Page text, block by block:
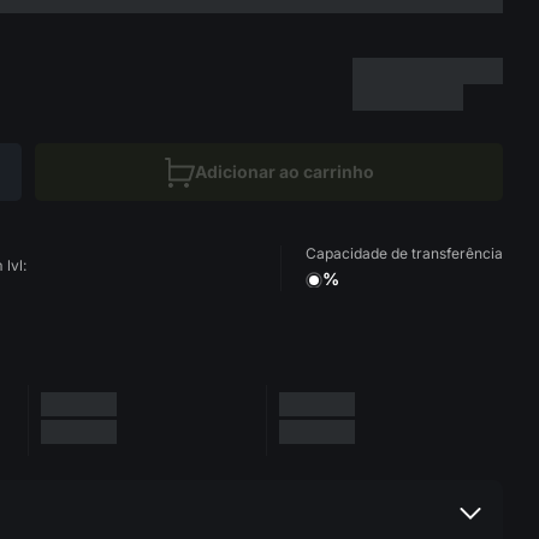
Adicionar ao carrinho
lvl:
Capacidade de transferência
%